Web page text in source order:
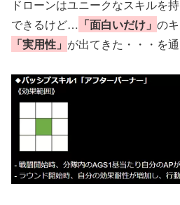
ドローンはユニークなスキルを
できるけど… 「面白いだけ」 の
「実用性」 が出てきた・・・を